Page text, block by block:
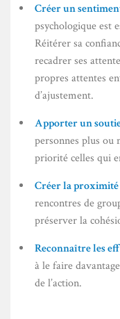
Créer un
psychologique est
Réitérer sa
recadrer ses
propres attentes
d’ajustement.
Apporter un
personnes plus ou
priorité celles qui
Créer la proximité
rencontres de
préserver la
Reconnaître les
à le faire
de l’action.